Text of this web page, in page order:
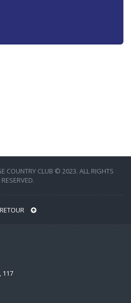
COUNTRY CLUB © 2023. ALL RIGHTS
RESERVED.
RETOUR
117